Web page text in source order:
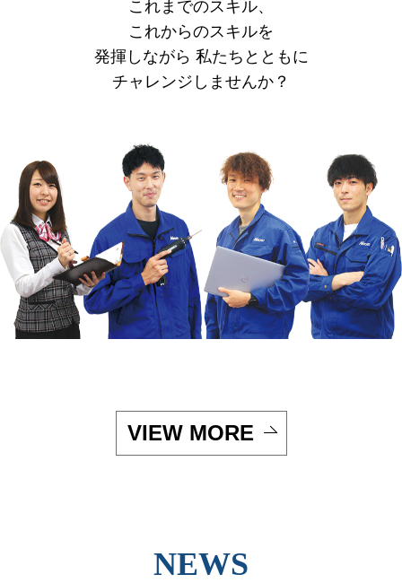
これまでのスキル、
これからのスキルを
発揮しながら 私たちとともに
チャレンジしませんか？
VIEW MORE
NEWS